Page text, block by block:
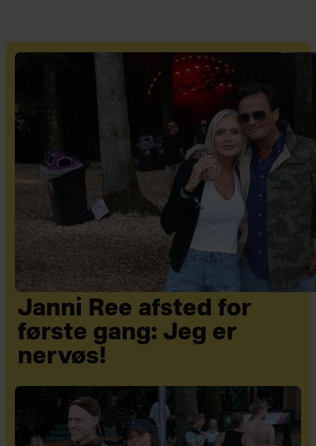
Janni Ree afsted for
første gang: Jeg er
nervøs!